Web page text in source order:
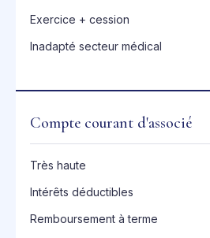
Exercice + cession
Inadapté secteur médical
Compte courant d'associé
Très haute
Intérêts déductibles
Remboursement à terme